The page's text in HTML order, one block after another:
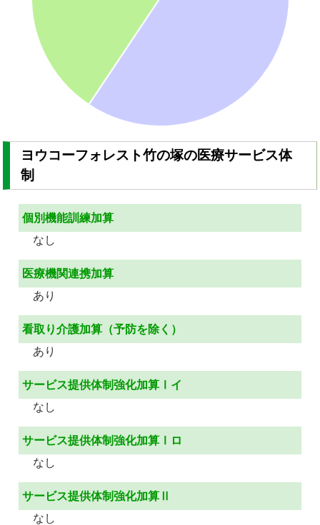
ヨウコーフォレスト竹の塚の医療サービス体
制
個別機能訓練加算
なし
医療機関連携加算
あり
看取り介護加算（予防を除く）
あり
サービス提供体制強化加算Ⅰイ
なし
サービス提供体制強化加算Ⅰロ
なし
サービス提供体制強化加算Ⅱ
なし